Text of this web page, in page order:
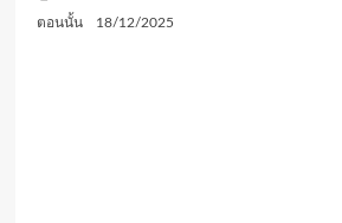
ตอนนั้น 18/12/2025